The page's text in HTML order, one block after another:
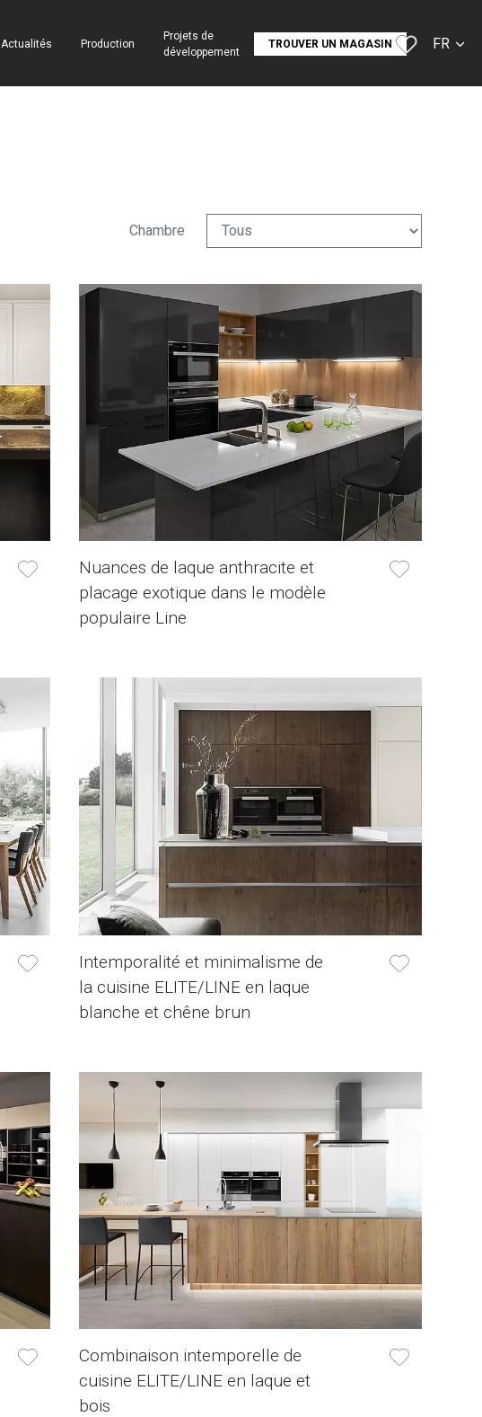
Actualités Production
Projets de
développement
TROUVER UN MAGASIN FR
Chambre
Nuances de laque anthracite et
placage exotique dans le modèle
populaire Line
Intemporalité et minimalisme de
la cuisine ELITE/LINE en laque
blanche et chêne brun
Combinaison intemporelle de
cuisine ELITE/LINE en laque et
bois